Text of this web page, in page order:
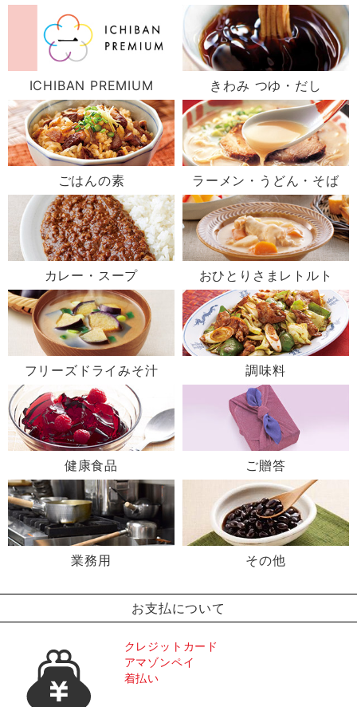
ICHIBAN PREMIUM きわみ つゆ・だし
ごはんの素 ラーメン・うどん・そば
カレー・スープ おひとりさまレトルト
フリーズドライみそ汁 調味料
健康食品 ご贈答
業務用 その他
お支払について
クレジットカード
アマゾンペイ
着払い